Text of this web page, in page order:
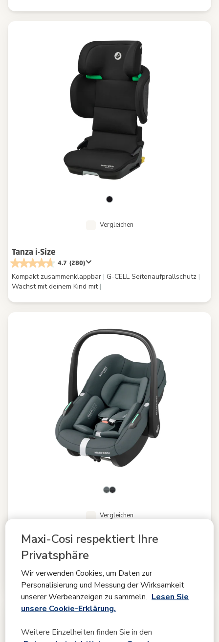
Maxi-Cosi respektiert Ihre
Privatsphäre
Wir verwenden Cookies, um Daten zur
Personalisierung und Messung der Wirksamkeit
unserer Werbeanzeigen zu sammeln. Lesen Sie
unsere Cookie-Erklärung.
Weitere Einzelheiten finden Sie in den
Vergleichen
Tanza i-Size
4.7 (280)
Kompakt zusammenklappbar | G-CELL Seitenaufprallschutz |
Wächst mit deinem Kind mit |
Vergleichen
Pebble S
4.8 (219)
Seitenaufprallschutz|Gemütliche Neugeboreneneinlage